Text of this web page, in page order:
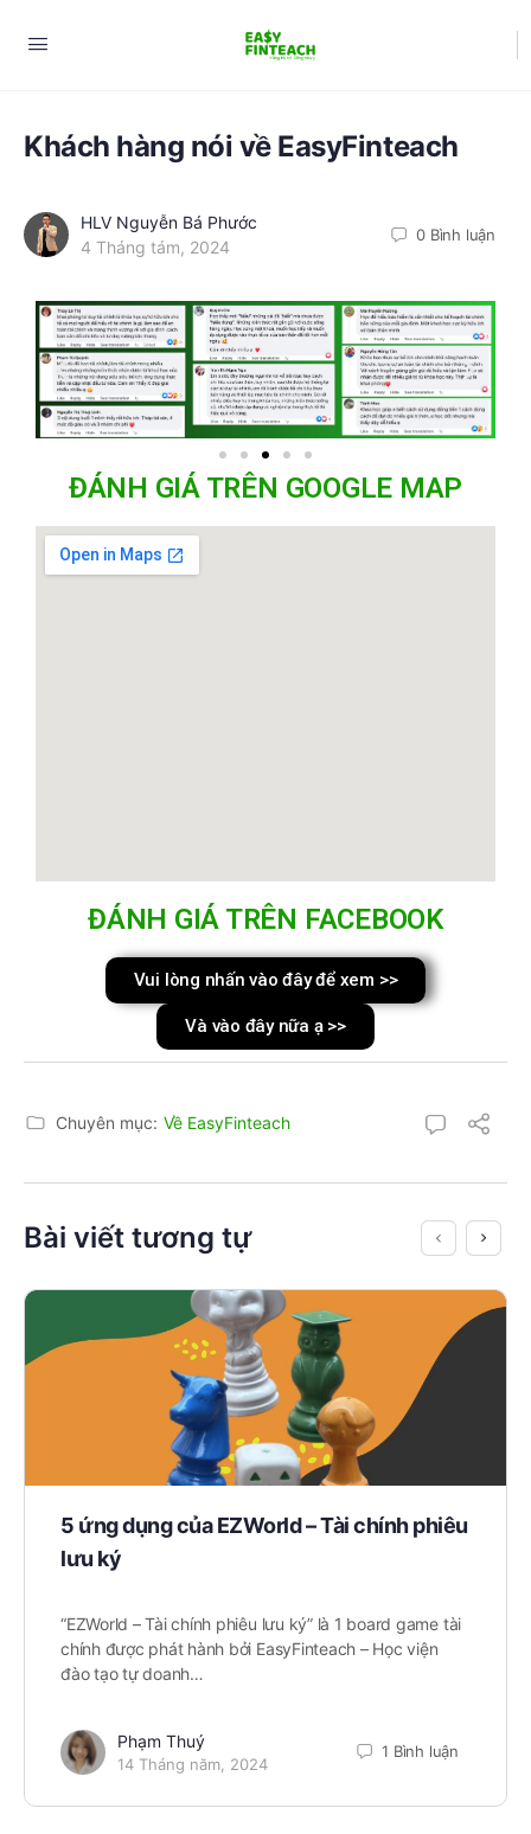
Khách hàng nói về EasyFinteach
HLV Nguyễn Bá Phước
4 Tháng tám, 2024
0 Bình luận
ĐÁNH GIÁ TRÊN GOOGLE MAP
ĐÁNH GIÁ TRÊN FACEBOOK
Vui lòng nhấn vào đây để xem >>
Và vào đây nữa ạ >>
Chuyên mục: Về EasyFinteach
Bài viết tương tự
5 ứng dụng của EZWorld – Tài chính phiêu
lưu ký
“EZWorld – Tài chính phiêu lưu ký” là 1 board game tài
chính được phát hành bởi EasyFinteach – Học viện
đào tạo tự doanh…
Phạm Thuý
14 Tháng năm, 2024
1 Bình luận